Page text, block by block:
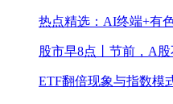
热点精选：AI终端+有
股市早8点丨节前，A股
ETF翻倍现象与指数模